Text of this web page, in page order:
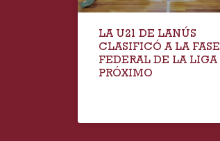
LA U21 DE LANÚS
CLASIFICÓ A LA FASE
FEDERAL DE LA LIGA
PRÓXIMO